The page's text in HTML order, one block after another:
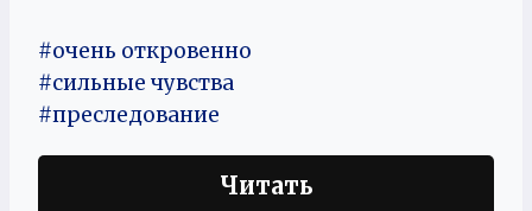
#очень откровенно
#сильные чувства
#преследование
Читать